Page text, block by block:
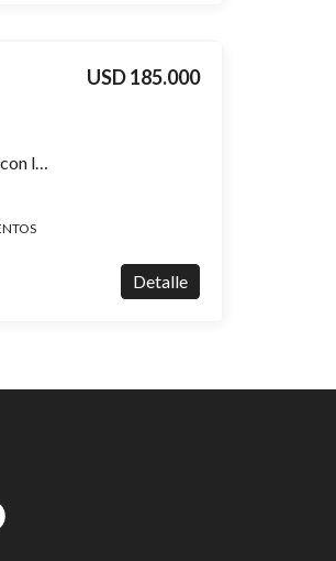
Apartamento a estrenar en San Rafael amplio con losa radiante y vista al mar
USD 185.000
Detalle